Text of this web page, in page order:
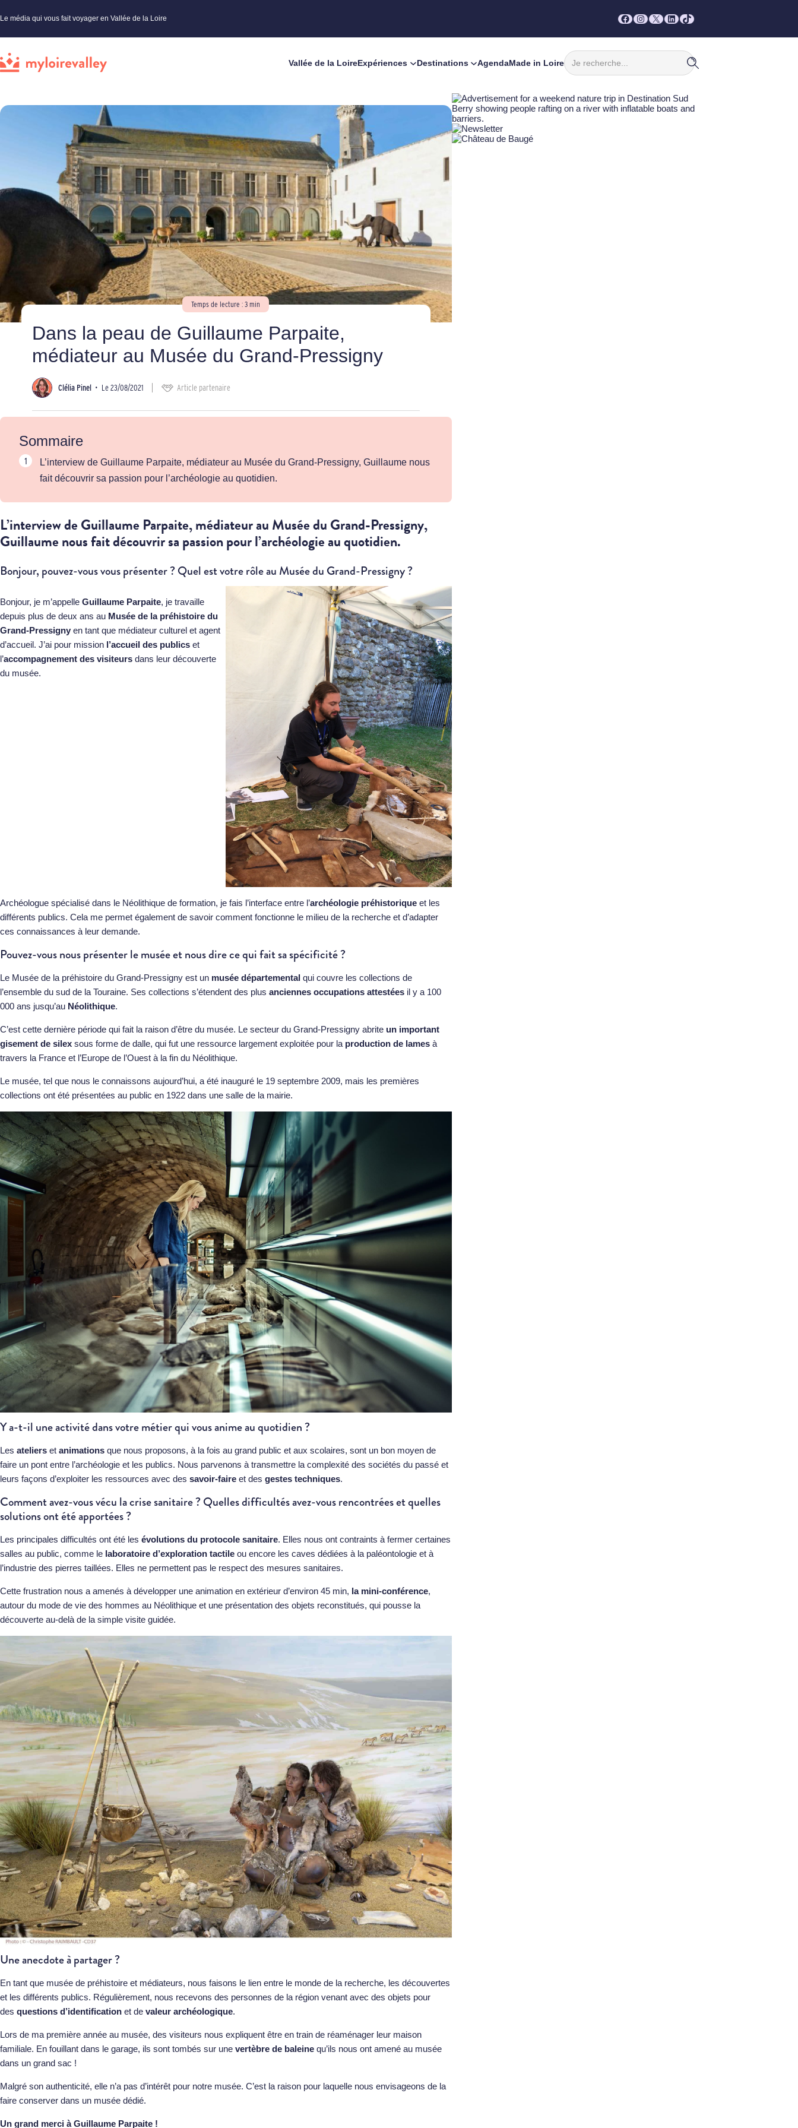
Le média qui vous fait voyager en Vallée de la Loire Facebook
Instagram
X LinkedIn
TikTok
Vallée de la LoireExpériences Destinations AgendaMade in Loire
Rechercher
Temps de lecture : 3 min
Dans la peau de Guillaume Parpaite,
médiateur au Musée du Grand-Pressigny
Clélia Pinel • Le 23/08/2021 Article partenaire
Sommaire
L’interview de Guillaume Parpaite, médiateur au Musée du Grand-Pressigny, Guillaume nous
fait découvrir sa passion pour l’archéologie au quotidien.
L’interview de Guillaume Parpaite, médiateur au Musée du Grand-Pressigny,
Guillaume nous fait découvrir sa passion pour l’archéologie au quotidien.
Bonjour, pouvez-vous vous présenter ? Quel est votre rôle au Musée du Grand-Pressigny ?
Bonjour, je m’appelle Guillaume Parpaite, je travaille
depuis plus de deux ans au Musée de la préhistoire du
Grand-Pressigny en tant que médiateur culturel et agent
d’accueil. J’ai pour mission l’accueil des publics et
l’accompagnement des visiteurs dans leur découverte
du musée.
Archéologue spécialisé dans le Néolithique de formation, je fais l’interface entre l’archéologie préhistorique et les
différents publics. Cela me permet également de savoir comment fonctionne le milieu de la recherche et d’adapter
ces connaissances à leur demande.
Pouvez-vous nous présenter le musée et nous dire ce qui fait sa spécificité ?
Le Musée de la préhistoire du Grand-Pressigny est un musée départemental qui couvre les collections de
l’ensemble du sud de la Touraine. Ses collections s’étendent des plus anciennes occupations attestées il y a 100
000 ans jusqu’au Néolithique.
C’est cette dernière période qui fait la raison d’être du musée. Le secteur du Grand-Pressigny abrite un important
gisement de silex sous forme de dalle, qui fut une ressource largement exploitée pour la production de lames à
travers la France et l’Europe de l’Ouest à la fin du Néolithique.
Le musée, tel que nous le connaissons aujourd’hui, a été inauguré le 19 septembre 2009, mais les premières
collections ont été présentées au public en 1922 dans une salle de la mairie.
Y a-t-il une activité dans votre métier qui vous anime au quotidien ?
Les ateliers et animations que nous proposons, à la fois au grand public et aux scolaires, sont un bon moyen de
faire un pont entre l’archéologie et les publics. Nous parvenons à transmettre la complexité des sociétés du passé et
leurs façons d’exploiter les ressources avec des savoir-faire et des gestes techniques.
Comment avez-vous vécu la crise sanitaire ? Quelles difficultés avez-vous rencontrées et quelles
solutions ont été apportées ?
Les principales difficultés ont été les évolutions du protocole sanitaire. Elles nous ont contraints à fermer certaines
salles au public, comme le laboratoire d’exploration tactile ou encore les caves dédiées à la paléontologie et à
l’industrie des pierres taillées. Elles ne permettent pas le respect des mesures sanitaires.
Cette frustration nous a amenés à développer une animation en extérieur d’environ 45 min, la mini-conférence,
autour du mode de vie des hommes au Néolithique et une présentation des objets reconstitués, qui pousse la
découverte au-delà de la simple visite guidée.
Une anecdote à partager ?
En tant que musée de préhistoire et médiateurs, nous faisons le lien entre le monde de la recherche, les découvertes
et les différents publics. Régulièrement, nous recevons des personnes de la région venant avec des objets pour
des questions d’identification et de valeur archéologique.
Lors de ma première année au musée, des visiteurs nous expliquent être en train de réaménager leur maison
familiale. En fouillant dans le garage, ils sont tombés sur une vertèbre de baleine qu’ils nous ont amené au musée
dans un grand sac !
Malgré son authenticité, elle n’a pas d’intérêt pour notre musée. C’est la raison pour laquelle nous envisageons de la
faire conserver dans un musée dédié.
Un grand merci à Guillaume Parpaite !